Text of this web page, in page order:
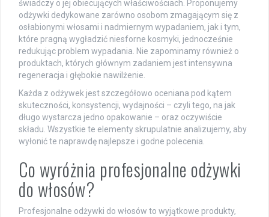
świadczy o jej obiecujących właściwościach. Proponujemy
odżywki dedykowane zarówno osobom zmagającym się z
osłabionymi włosami i nadmiernym wypadaniem, jak i tym,
które pragną wygładzić niesforne kosmyki, jednocześnie
redukując problem wypadania. Nie zapominamy również o
produktach, których głównym zadaniem jest intensywna
regeneracja i głębokie nawilżenie.
Każda z odżywek jest szczegółowo oceniana pod kątem
skuteczności, konsystencji, wydajności – czyli tego, na jak
długo wystarcza jedno opakowanie – oraz oczywiście
składu. Wszystkie te elementy skrupulatnie analizujemy, aby
wyłonić te naprawdę najlepsze i godne polecenia.
Co wyróżnia profesjonalne odżywki
do włosów?
Profesjonalne odżywki do włosów to wyjątkowe produkty,